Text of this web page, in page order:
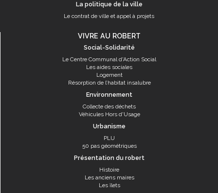
La politique de la ville
Le contrat de ville et appel à projets
VIVRE AU ROBERT
Social-Solidarité
Le Centre Communal d'Action Social
Les aides sociales
Logement
Résorption de l’habitat insalubre
Environnement
Collecte des déchets
Véhicules Hors d'Usage
Urbanisme
PLU
50 pas géométriques
Présentation du robert
Histoire
Les anciens maires
Les îlets